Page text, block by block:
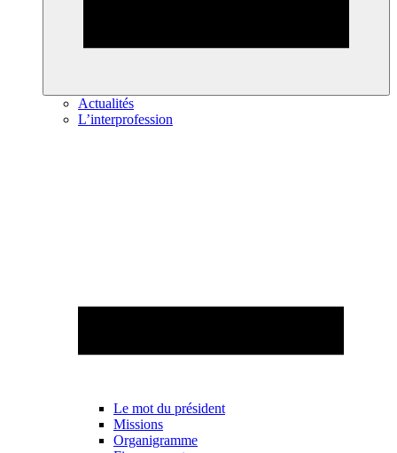
Actualités
L’interprofession
Le mot du président
Missions
Organigramme